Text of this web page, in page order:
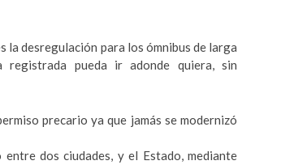
la desregulación para los ómnibus de larga
registrada pueda ir adonde quiera, sin
precario ya que jamás se modernizó
dos ciudades, y el Estado, mediante